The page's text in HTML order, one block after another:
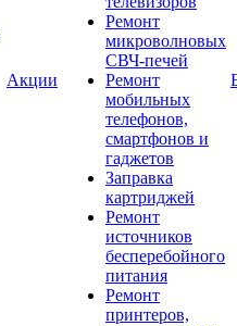
Акции
Ремонт
микроволновых
СВЧ-печей
Ремонт
мобильных
телефонов,
смартфонов и
гаджетов
Заправка
картриджей
Ремонт
источников
бесперебойного
питания
Ремонт
принтеров,